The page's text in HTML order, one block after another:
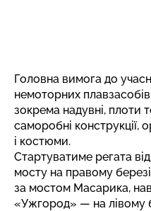
Головна вимога до
немоторних
зокрема надувні, плоти
саморобні конструкції,
і костюми.
Стартуватиме регата
мосту на правому
за мостом Масарика,
«Ужгород» — на лівому